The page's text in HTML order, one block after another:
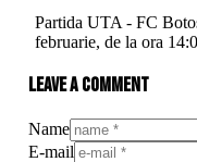
Partida UTA - FC
februarie, de la ora
Leave a comment
Name
E-mail